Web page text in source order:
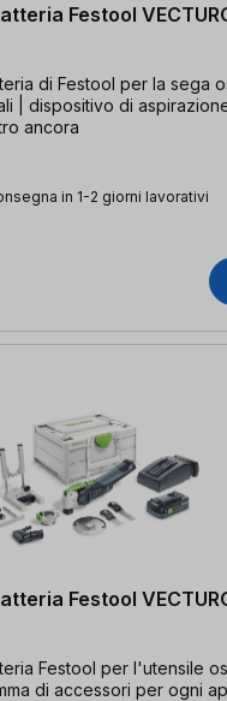
Festool
di Festool per la sega
| dispositivo di
ancora
in 1-2 giorni lavorativi
Festool
Festool per l'utensile
di accessori per ogni